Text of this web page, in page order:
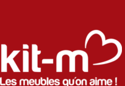
Salon angle - Salon
Canapé lit - Cuisine sur-
et chaise - Meuble de
Électroménager -